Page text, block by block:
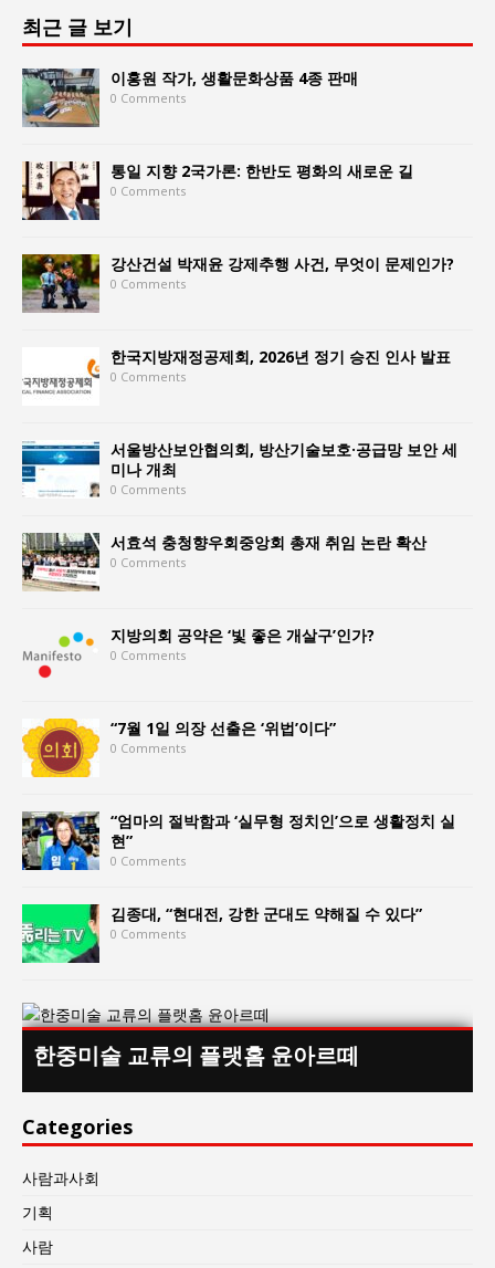
최근 글 보기
이홍원 작가, 생활문화상품 4종 판매
0 Comments
통일 지향 2국가론: 한반도 평화의 새로운 길
0 Comments
강산건설 박재윤 강제추행 사건, 무엇이 문제인가?
0 Comments
한국지방재정공제회, 2026년 정기 승진 인사 발표
0 Comments
서울방산보안협의회, 방산기술보호·공급망 보안 세
미나 개최
0 Comments
서효석 충청향우회중앙회 총재 취임 논란 확산
0 Comments
지방의회 공약은 ‘빛 좋은 개살구’인가?
0 Comments
“7월 1일 의장 선출은 ‘위법’이다”
0 Comments
“엄마의 절박함과 ‘실무형 정치인’으로 생활정치 실
현”
0 Comments
김종대, “현대전, 강한 군대도 약해질 수 있다”
0 Comments
한중미술 교류의 플랫홈 윤아르떼
Categories
사람과사회
기획
사람